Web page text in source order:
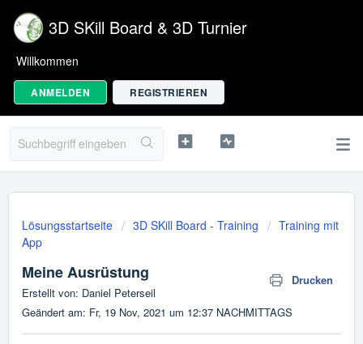
3D SKill Board & 3D Turnier
Willkommen
ANMELDEN REGISTRIEREN
Lösungsstartseite 3D SKill Board - Training
Training mit
App
Meine Ausrüstung
Drucken
Erstellt von: Daniel Peterseil
Geändert am: Fr, 19 Nov, 2021 um 12:37 NACHMITTAGS